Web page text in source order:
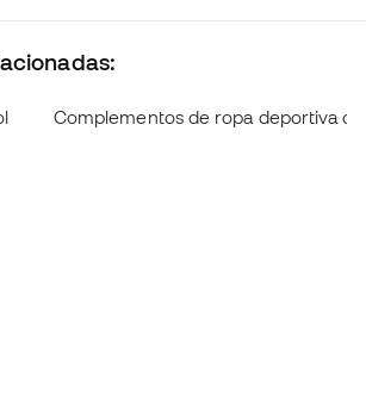
Complementos de ropa deportiva